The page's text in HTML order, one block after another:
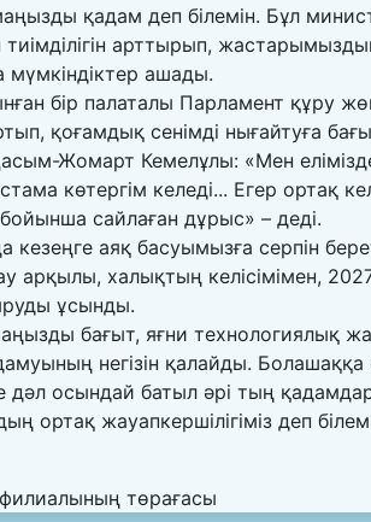
қадам деп білемін. Бұл
арттырып,
мүмкіндіктер ашады.
бір палаталы Парламент құру
қоғамдық сенімді нығайтуға
Жомарт Кемелұлы: «Мен
көтергім келеді... Егер ортақ
сайлаған дұрыс» – деді.
кезеңге аяқ басуымызға серпін
арқылы, халықтың келісімімен,
ұсынды.
бағыт, яғни технологиялық
негізін қалайды. Болашаққа
дәл осындай батыл әрі тың
жауапкершілігіміз деп
төрағасы